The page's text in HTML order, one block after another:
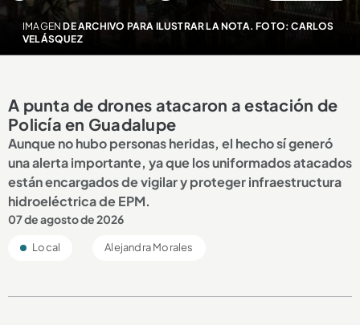
IMAGEN DE ARCHIVO PARA ILUSTRAR LA NOTA. FOTO: CARLOS
VELÁSQUEZ
A punta de drones atacaron a estación de
Policía en Guadalupe
Aunque no hubo personas heridas, el hecho sí generó
una alerta importante, ya que los uniformados atacados
están encargados de vigilar y proteger infraestructura
hidroeléctrica de EPM.
07 de agosto de 2026
Local Alejandra Morales